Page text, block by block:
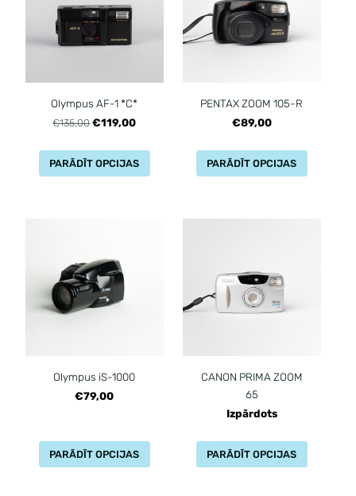
Olympus AF-1 *C*
€135,00 €119,00
PARĀDĪT OPCIJAS
PENTAX ZOOM 105-R
€89,00
PARĀDĪT OPCIJAS
Olympus iS-1000
€79,00
PARĀDĪT OPCIJAS
CANON PRIMA ZOOM
65
Izpārdots
PARĀDĪT OPCIJAS